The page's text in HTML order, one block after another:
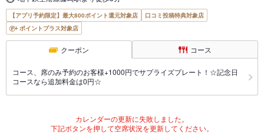
【アプリ予約限定】最大800ポイント還元対象店
口コミ投稿特典対象店
ポイントプラス対象店
クーポン コース
コース、席のみ予約のお客様+1000円でサプライズプレート！☆記念日
コースなら追加料金は0円☆
カレンダーの更新に失敗しました。
下記ボタンを押して空席状況を更新してください。